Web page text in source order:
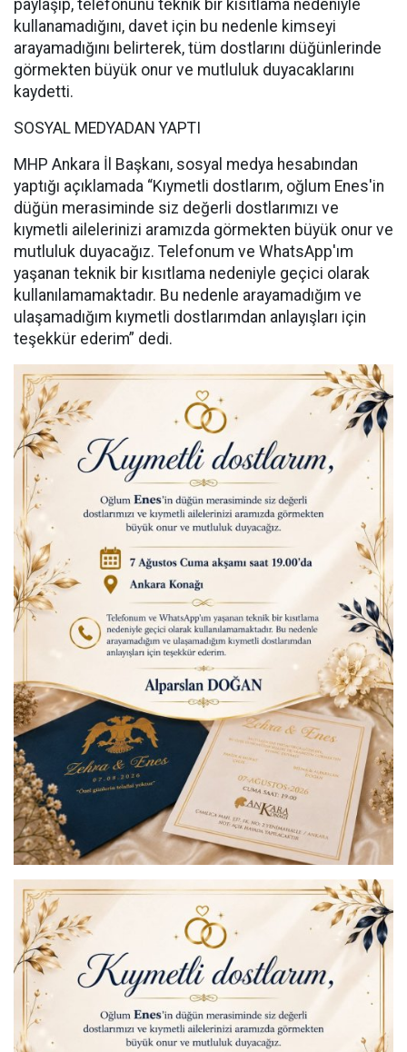
paylaşıp, telefonunu teknik bir kısıtlama nedeniyle
kullanamadığını, davet için bu nedenle kimseyi
arayamadığını belirterek, tüm dostlarını düğünlerinde
görmekten büyük onur ve mutluluk duyacaklarını
kaydetti.
SOSYAL MEDYADAN YAPTI
MHP Ankara İl Başkanı, sosyal medya hesabından
yaptığı açıklamada “Kıymetli dostlarım, oğlum Enes'in
düğün merasiminde siz değerli dostlarımızı ve
kıymetli ailelerinizi aramızda görmekten büyük onur ve
mutluluk duyacağız. Telefonum ve WhatsApp'ım
yaşanan teknik bir kısıtlama nedeniyle geçici olarak
kullanılamamaktadır. Bu nedenle arayamadığım ve
ulaşamadığım kıymetli dostlarımdan anlayışları için
teşekkür ederim” dedi.